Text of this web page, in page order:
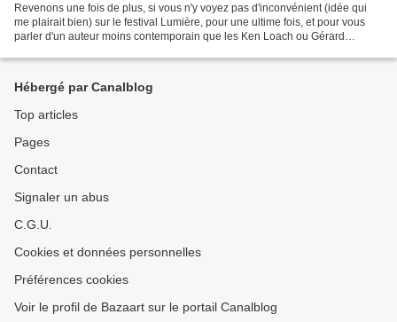
Revenons une fois de plus, si vous n'y voyez pas d'inconvénient (idée qui
me plairait bien) sur le festival Lumière, pour une ultime fois, et pour vous
parler d'un auteur moins contemporain que les Ken Loach ou Gérard
Hébergé par Canalblog
Top articles
Pages
Contact
Signaler un abus
C.G.U.
Cookies et données personnelles
Préférences cookies
Voir le profil de Bazaart sur le portail Canalblog